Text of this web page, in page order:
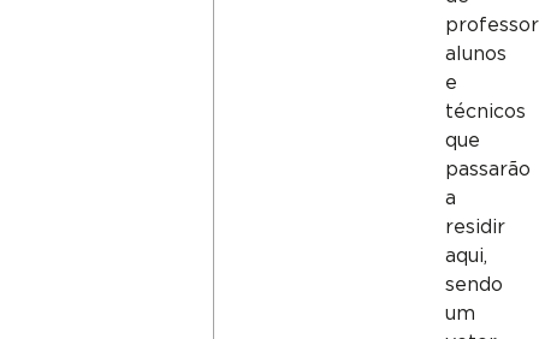
alunos
e
técnicos
que
passarão
a
residir
aqui,
sendo
um